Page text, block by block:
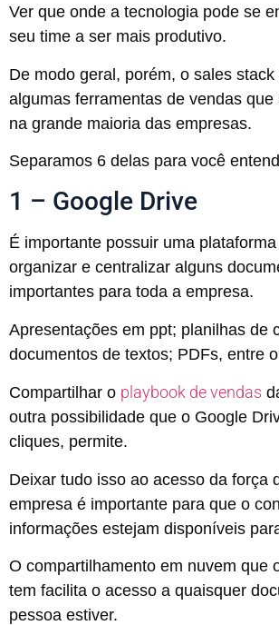
Ver que onde a tecnologia pode se
seu time a ser mais produtivo.
De modo geral, porém, o sales stack
algumas ferramentas de vendas
na grande maioria das empresas.
Separamos 6 delas para você
1 – Google Drive
É importante possuir uma
organizar e centralizar alguns
importantes para toda a empresa.
Apresentações em ppt; planilhas de
documentos de textos; PDFs, entre
Compartilhar o playbook de vendas
outra possibilidade que o Google
cliques, permite.
Deixar tudo isso ao acesso da força
empresa é importante para que o
informações estejam disponíveis
O compartilhamento em nuvem que
tem facilita o acesso a quaisquer
pessoa estiver.